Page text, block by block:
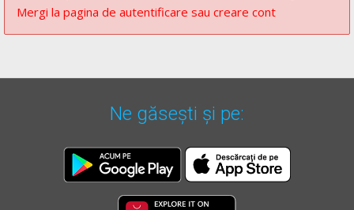
Mergi la pagina de autentificare sau creare cont
Ne găsești și pe: